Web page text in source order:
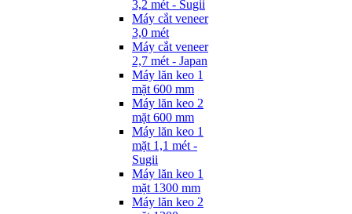
3,2 mét - Sugii
Máy cắt veneer
3,0 mét
Máy cắt veneer
2,7 mét - Japan
Máy lăn keo 1
mặt 600 mm
Máy lăn keo 2
mặt 600 mm
Máy lăn keo 1
mặt 1,1 mét -
Sugii
Máy lăn keo 1
mặt 1300 mm
Máy lăn keo 2